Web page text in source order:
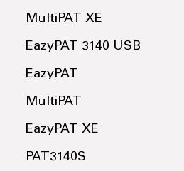
MultiPAT XE
EazyPAT 3140 USB
EazyPAT
MultiPAT
EazyPAT XE
PAT3140S